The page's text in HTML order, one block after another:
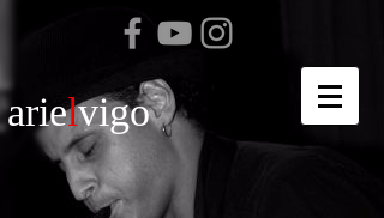
arielvigo